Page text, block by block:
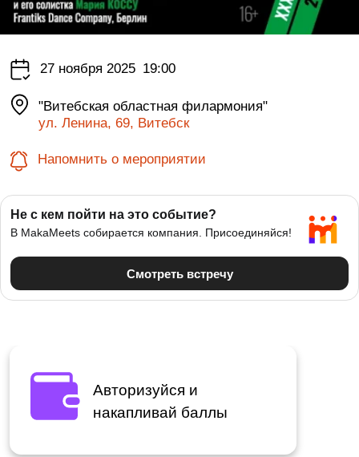
27 ноября 2025 19:00
"Витебская областная филармония"
ул. Ленина, 69, Витебск
Напомнить о мероприятии
Авторизуйся и
накапливай баллы